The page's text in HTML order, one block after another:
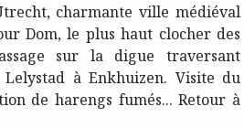
charmante ville médiéval
Dom, le plus haut clocher des
sur la digue traversant
à Enkhuizen. Visite du
de harengs fumés... Retour à